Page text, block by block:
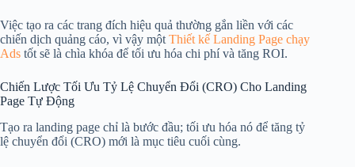
Việc tạo ra các trang đích hiệu quả thường gắn liền với các
chiến dịch quảng cáo, vì vậy một Thiết kế Landing Page chạy
Ads tốt sẽ là chìa khóa để tối ưu hóa chi phí và tăng ROI.
Chiến Lược Tối Ưu Tỷ Lệ Chuyển Đổi (CRO) Cho Landing
Page Tự Động
Tạo ra landing page chỉ là bước đầu; tối ưu hóa nó để tăng tỷ
lệ chuyển đổi (CRO) mới là mục tiêu cuối cùng.